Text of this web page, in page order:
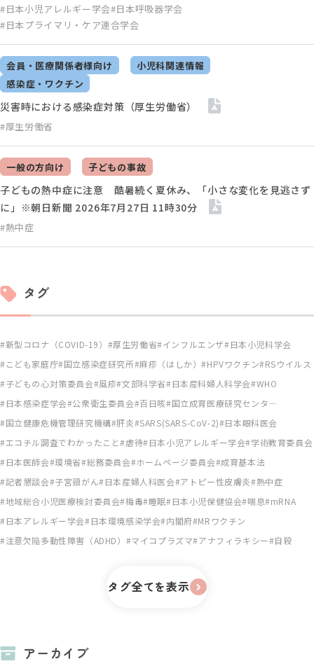
#日本小児アレルギー学会#日本呼吸器学会
#日本プライマリ・ケア連合学会
会員・医療関係者様向け
小児科関連情報
感染症・ワクチン
#厚生労働省
災害時における感染症対策（厚生労働省）
一般の方向け 子どもの事故
#熱中症
子どもの熱中症に注意 酷暑続く夏休み、「小さな変化を見逃さず
に」※朝日新聞 2026年7月27日 11時30分
タグ
新型コロナ（COVID-19） 厚生労働省 インフルエンザ 日本小児科学会
こども家庭庁 国立感染症研究所 麻疹（はしか） HPVワクチン RSウイルス
子どもの心対策委員会 風疹 文部科学省 日本産科婦人科学会 WHO
日本感染症学会 公衆衛生委員会 百日咳 国立成育医療研究センタ―
国立健康危機管理研究機構 肝炎 SARS(SARS-CoV-2)
日本眼科医会
エコチル調査でわかったこと 虐待 日本小児アレルギー学会 学術教育委員会
日本医師会 環境省 総務委員会 ホームページ委員会 成育基本法
記者懇談会 子宮頸がん 日本産婦人科医会 アトピー性皮膚炎 熱中症
地域総合小児医療検討委員会 梅毒 睡眠 日本小児保健協会 喘息 mRNA
日本アレルギー学会 日本環境感染学会 内閣府 MRワクチン
注意欠陥多動性障害（ADHD）
マイコプラズマ アナフィラキシー 自殺
タグ全てを表示
アーカイブ